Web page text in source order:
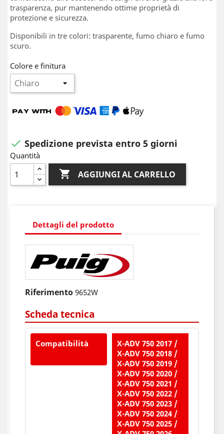
trasparenza, pur mantenendo ottime proprietà di
protezione e sicurezza.
Disponibili in tre colori: trasparente, fumo chiaro e fumo
scuro.
Colore e finitura
 Spedizione prevista entro 5 giorni
Quantità
 AGGIUNGI AL CARRELLO
Dettagli del prodotto
Riferimento 9652W
Scheda tecnica
Compatibilità
X-ADV 750 2017 /
X-ADV 750 2018 /
X-ADV 750 2019 /
X-ADV 750 2020 /
X-ADV 750 2021 /
X-ADV 750 2022 /
X-ADV 750 2023 /
X-ADV 750 2024 /
X-ADV 750 2025 /